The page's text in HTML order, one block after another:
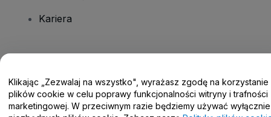
Kariera
Centrum pomocy / Skontaktuj się z nami
Klikając „Zezwalaj na wszystko", wyrażasz zgodę na korzystanie
plików cookie w celu poprawy funkcjonalności witryny i trafności
marketingowej. W przeciwnym razie będziemy używać wyłącznie